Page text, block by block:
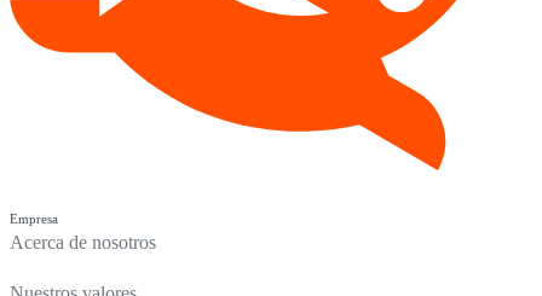
Empresa
Acerca de nosotros